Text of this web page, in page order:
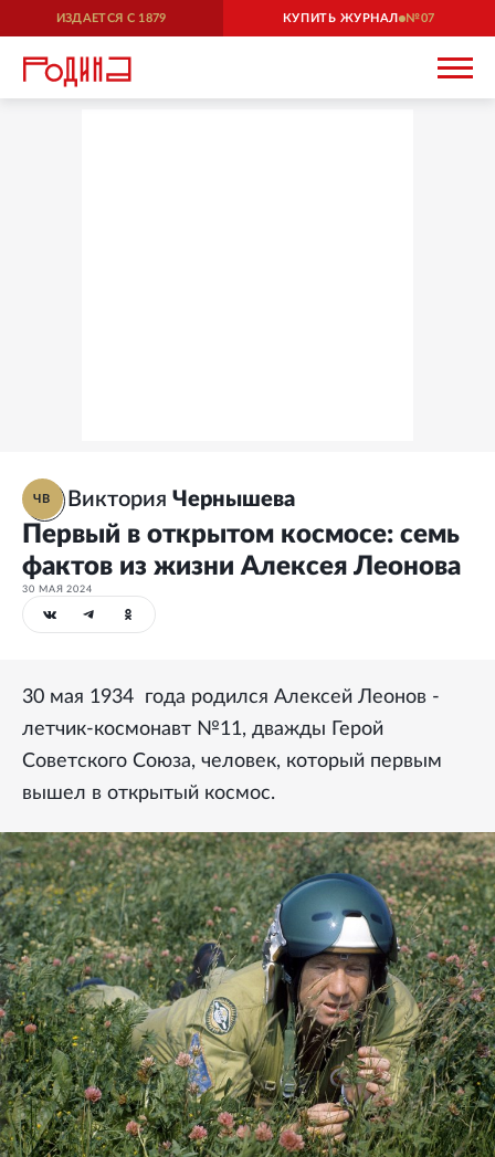
ИЗДАЕТСЯ С 1879 КУПИТЬ ЖУРНАЛ 07
ЧВ Виктория Чернышева
Первый в открытом космосе: семь
фактов из жизни Алексея Леонова
30 МАЯ 2024
30 мая 1934 года родился Алексей Леонов -
летчик-космонавт №11, дважды Герой
Советского Союза, человек, который первым
вышел в открытый космос.